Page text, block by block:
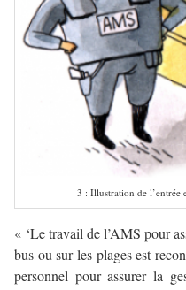
3 : Illustration de
« ‘Le travail de l’AMS pour
bus ou sur les plages est
personnel pour assurer la